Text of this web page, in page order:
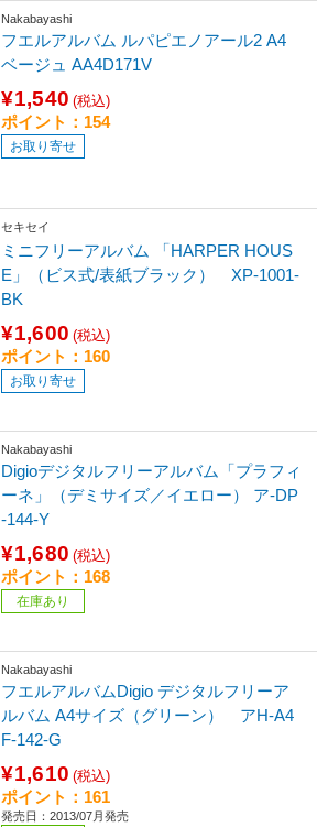
Nakabayashi
フエルアルバム ルパピエノアール2 A4
ベージュ AA4D171V
¥1,540 (税込)
ポイント：154
お取り寄せ
セキセイ
ミニフリーアルバム 「HARPER HOUS
E」（ビス式/表紙ブラック） XP-1001-
BK
¥1,600 (税込)
ポイント：160
お取り寄せ
Nakabayashi
Digioデジタルフリーアルバム「プラフィ
ーネ」（デミサイズ／イエロー） ア-DP
-144-Y
¥1,680 (税込)
ポイント：168
在庫あり
Nakabayashi
フエルアルバムDigio デジタルフリーア
ルバム A4サイズ（グリーン） アH-A4
F-142-G
¥1,610 (税込)
ポイント：161
発売日：2013/07月発売